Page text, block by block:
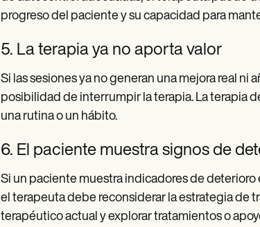
progreso del paciente y su capacidad para
5. La terapia ya no aporta valor
Si las sesiones ya no generan una mejora real
posibilidad de interrumpir la terapia. La terapia
una rutina o un hábito.
6. El paciente muestra signos de
Si un paciente muestra indicadores de
el terapeuta debe reconsiderar la estrategia de
terapéutico actual y explorar tratamientos o